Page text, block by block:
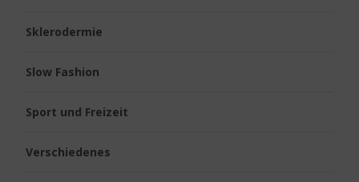
Sklerodermie
Slow Fashion
Sport und Freizeit
Verschiedenes